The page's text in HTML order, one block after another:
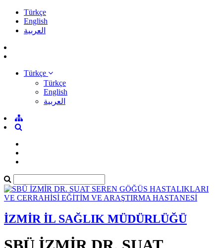
Türkçe
English
العربية
Türkçe
Türkçe
English
العربية
İZMİR İL SAĞLIK MÜDÜRLÜĞÜ